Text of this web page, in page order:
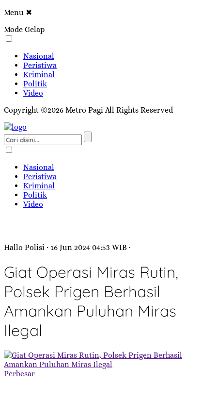
Menu ✖
Mode Gelap
Nasional
Peristiwa
Kriminal
Politik
Video
Copyright ©2026 Metro Pagi All Rights Reserved
Nasional
Peristiwa
Kriminal
Politik
Video
Hallo Polisi · 16 Jun 2024 04:53 WIB ·
Giat Operasi Miras Rutin,
Polsek Prigen Berhasil
Amankan Puluhan Miras
Ilegal
Perbesar